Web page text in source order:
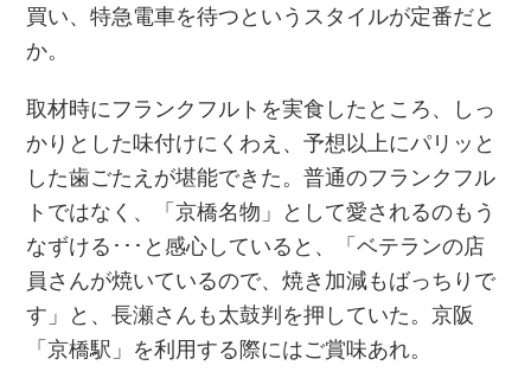
買い、特急電車を待つというスタイルが定番だと
か。
取材時にフランクフルトを実食したところ、しっ
かりとした味付けにくわえ、予想以上にパリッと
した歯ごたえが堪能できた。普通のフランクフル
トではなく、「京橋名物」として愛されるのもう
なずける･･･と感心していると、「ベテランの店
員さんが焼いているので、焼き加減もばっちりで
す」と、長瀬さんも太鼓判を押していた。京阪
「京橋駅」を利用する際にはご賞味あれ。